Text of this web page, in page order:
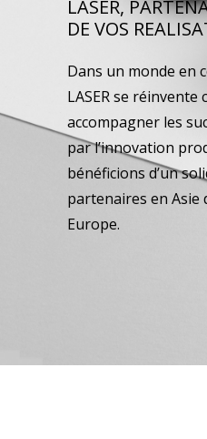
LASER,
DE VOS
Dans un monde en
LASER se
accompagner les
par l’innovation
bénéficions d’un
partenaires en Asie
Europe.